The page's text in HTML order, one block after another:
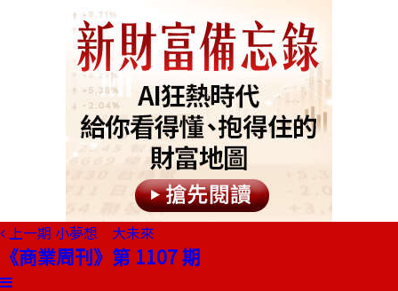
上一期 小夢想 大未來
《商業周刊》第 1107 期